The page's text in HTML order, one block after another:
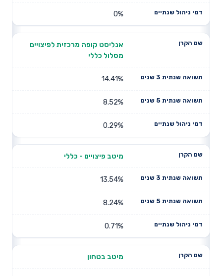
0%
אנליסט קופה מרכזית לפיצויים
מסלול כללי
14.41%
8.52%
0.29%
מיטב פיצויים - כללי
13.54%
8.24%
0.71%
מיטב בטחון